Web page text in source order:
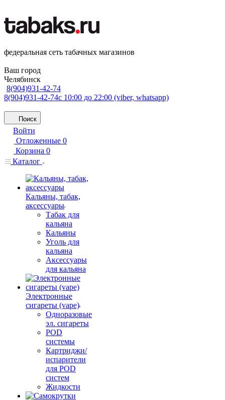
федеральная сеть табачных магазинов
Ваш город
Челябинск
8(904)931-42-74
8(904)931-42-74с 10:00 до 22:00 (viber, whatsapp)
Поиск
Войти
Отложенные 0
Корзина 0
Каталог
Кальяны, табак,
аксессуары
Табак для
кальяна
Кальяны
Уголь для
кальяна
Аксессуары
для кальяна
Электронные
сигареты (vape)
Одноразовые
эл. сигареты
POD
системы
Картриджи/
испарители
для POD
систем
Жидкости